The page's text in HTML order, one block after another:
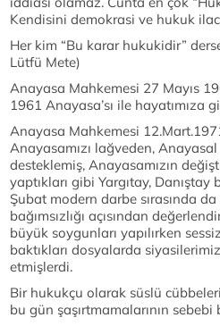
Kendisini demokrasi ve hukuk
Her kim “Bu karar hukukidir”
Lütfü Mete)
Anayasa Mahkemesi 27 Mayıs
1961 Anayasa’sı ile hayatımıza
Anayasa Mahkemesi
Anayasamızı lağveden,
desteklemiş, Anayasamızın
yaptıkları gibi Yargıtay,
Şubat modern darbe sırasında
bağımsızlığı açısından
büyük soygunları yapılırken
baktıkları dosyalarda
etmişlerdi.
Bir hukukçu olarak süslü
bu gün şaşırtmamalarının